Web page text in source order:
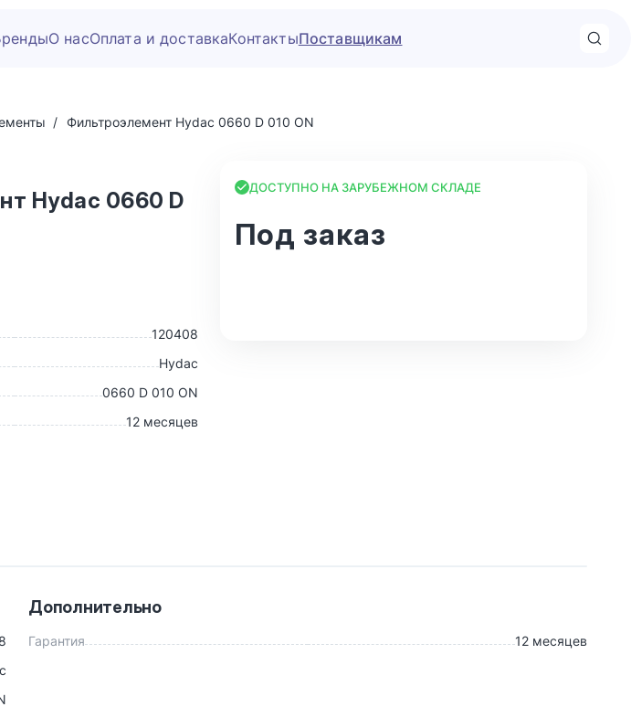
О насОплата и доставкаКонтактыПоставщикам
Фильтроэлемент Hydac 0660 D 010 ON
Hydac 0660 D
120408
Hydac
0660 D 010 ON
12 месяцев
ДОСТУПНО НА ЗАРУБЕЖНОМ СКЛАДЕ
Под заказ
Дополнительно
Гарантия 12 месяцев